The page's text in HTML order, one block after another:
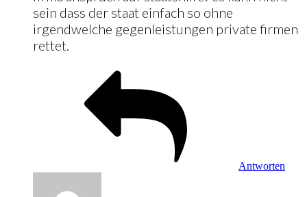
sein dass der staat einfach so ohne
irgendwelche gegenleistungen private firmen
rettet.
Antworten